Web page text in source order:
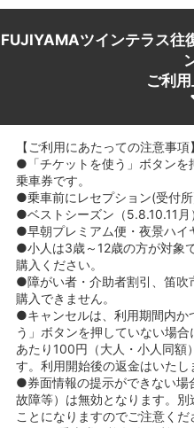
FUJIYAMAツインテラス往
ご利
【ご利用にあたっての注意事項】
●「チケットを使う」ボタンを
乗車券です。
●乗車前にレセプション(受付所
●ベストシーズン（5.8.10.11月
●早朝プレミアム便・夜景ハイ
●小人は3歳～12歳の方が対象
購入ください。
●障がい者・介助者割引、笛吹
購入できません。
●キャンセルは、利用期間内か
う」ボタンを押していない場
あたり100円（大人・小人同額
す。利用開始後の返金はいたし
●券面情報の提示ができない場
故障等）は無効となります。別
ことになりますのでご注意くだ